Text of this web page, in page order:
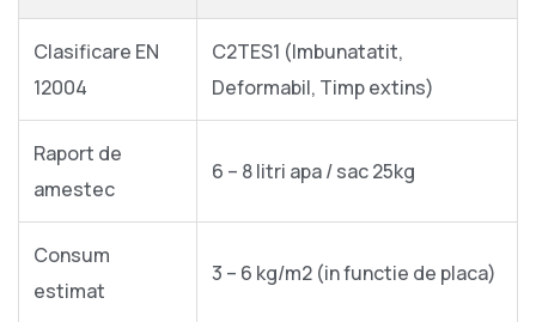
Clasificare EN
12004
C2TES1 (Imbunatatit,
Deformabil, Timp extins)
Raport de
amestec
6 – 8 litri apa / sac 25kg
Consum
estimat
3 – 6 kg/m2 (in functie de placa)